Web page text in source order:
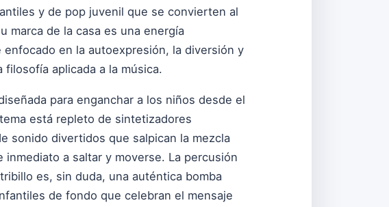
y de pop juvenil que se convierten al
marca de la casa es una energía
en la autoexpresión, la diversión y
aplicada a la música.
para enganchar a los niños desde el
está repleto de sintetizadores
sonido divertidos que salpican la mezcla
a saltar y moverse. La percusión
es, sin duda, una auténtica bomba
de fondo que celebran el mensaje